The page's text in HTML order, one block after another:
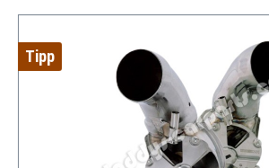
Tipp